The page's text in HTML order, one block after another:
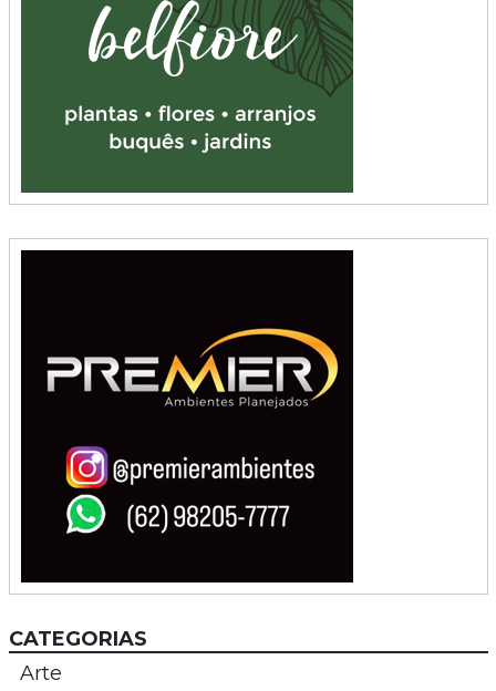
CATEGORIAS
Arte